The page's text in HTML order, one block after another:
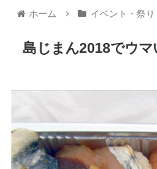
ホーム イベント・祭り
島じまん2018でウ